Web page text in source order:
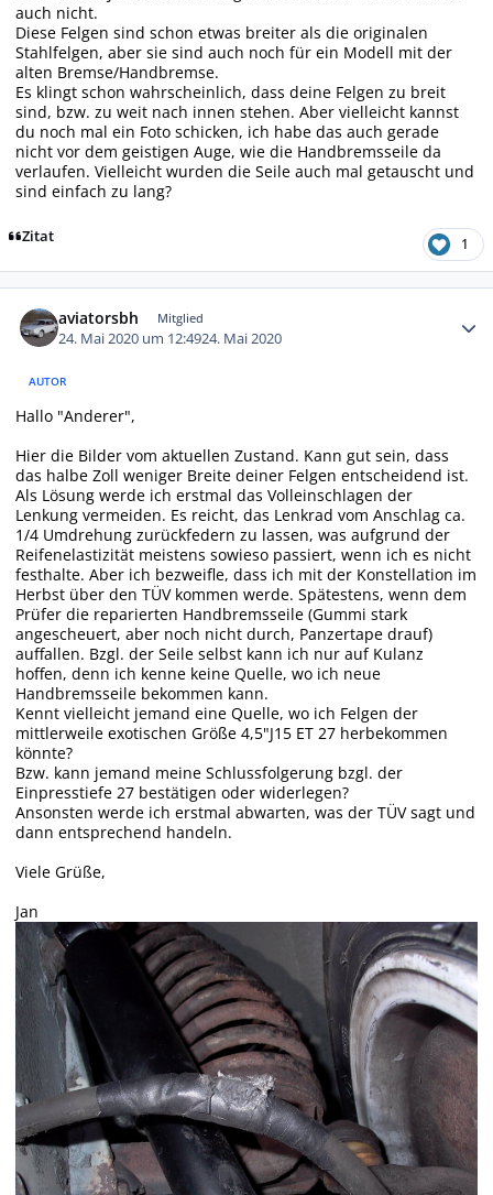
auch nicht.
Diese Felgen sind schon etwas breiter als die originalen
Stahlfelgen, aber sie sind auch noch für ein Modell mit der
alten Bremse/Handbremse.
Es klingt schon wahrscheinlich, dass deine Felgen zu breit
sind, bzw. zu weit nach innen stehen. Aber vielleicht kannst
du noch mal ein Foto schicken, ich habe das auch gerade
nicht vor dem geistigen Auge, wie die Handbremsseile da
verlaufen. Vielleicht wurden die Seile auch mal getauscht und
sind einfach zu lang?
Zitat 1
aviatorsbh Mitglied
24. Mai 2020 um 12:4924. Mai 2020
AUTOR
Hallo "Anderer",
Hier die Bilder vom aktuellen Zustand. Kann gut sein, dass
das halbe Zoll weniger Breite deiner Felgen entscheidend ist.
Als Lösung werde ich erstmal das Volleinschlagen der
Lenkung vermeiden. Es reicht, das Lenkrad vom Anschlag ca.
1/4 Umdrehung zurückfedern zu lassen, was aufgrund der
Reifenelastizität meistens sowieso passiert, wenn ich es nicht
festhalte. Aber ich bezweifle, dass ich mit der Konstellation im
Herbst über den TÜV kommen werde. Spätestens, wenn dem
Prüfer die reparierten Handbremsseile (Gummi stark
angescheuert, aber noch nicht durch, Panzertape drauf)
auffallen. Bzgl. der Seile selbst kann ich nur auf Kulanz
hoffen, denn ich kenne keine Quelle, wo ich neue
Handbremsseile bekommen kann.
Kennt vielleicht jemand eine Quelle, wo ich Felgen der
mittlerweile exotischen Größe 4,5"J15 ET 27 herbekommen
könnte?
Bzw. kann jemand meine Schlussfolgerung bzgl. der
Einpresstiefe 27 bestätigen oder widerlegen?
Ansonsten werde ich erstmal abwarten, was der TÜV sagt und
dann entsprechend handeln.
Viele Grüße,
Jan